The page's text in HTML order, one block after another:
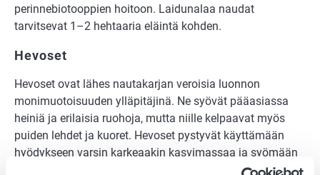
perinnebiotooppien hoitoon. Laidunalaa naudat
tarvitsevat 1–2 hehtaaria eläintä kohden.
Hevoset
Hevoset ovat lähes nautakarjan veroisia luonnon
monimuotoisuuden ylläpitäjinä. Ne syövät pääasiassa
heiniä ja erilaisia ruohoja, mutta niille kelpaavat myös
puiden lehdet ja kuoret. Hevoset pystyvät käyttämään
hyödykseen varsin karkeaakin kasvimassaa ja syömään
laitumet hyvin tarkkaan. Hevoset laiduntavat mieluiten